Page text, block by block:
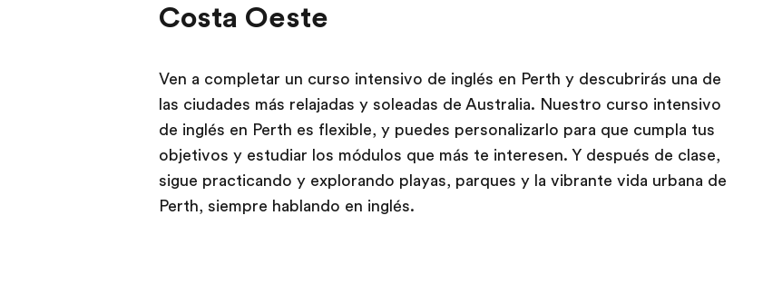
Costa Oeste
Ven a completar un curso intensivo de inglés en Perth y descubrirás una de
las ciudades más relajadas y soleadas de Australia. Nuestro curso intensivo
de inglés en Perth es flexible, y puedes personalizarlo para que cumpla tus
objetivos y estudiar los módulos que más te interesen. Y después de clase,
sigue practicando y explorando playas, parques y la vibrante vida urbana de
Perth, siempre hablando en inglés.